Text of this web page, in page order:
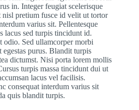
in. Integer feugiat scelerisque
pretium fusce id velit ut tortor
varius sit. Pellentesque
lacus sed turpis tincidunt id.
odio. Sed ullamcorper morbi
egestas purus. Blandit turpis
dictumst. Nisi porta lorem mollis
turpis massa tincidunt dui ut
lacus vel facilisis.
consequat interdum varius sit
quis blandit turpis.